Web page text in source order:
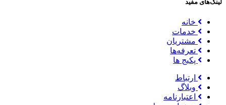
لینک‌های مفید
خانه
خدمات
مشتریان
تعرفه‌ها
پکیج ها
ارتباط
وبلاگ
اعتبارنامه